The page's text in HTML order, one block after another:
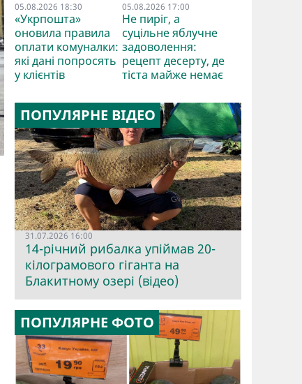
05.08.2026 18:30
«Укрпошта»
оновила правила
оплати комуналки:
які дані попросять
у клієнтів
05.08.2026 17:00
Не пиріг, а
суцільне яблучне
задоволення:
рецепт десерту, де
тіста майже немає
ПОПУЛЯРНЕ ВІДЕО
31.07.2026 16:00
14-річний рибалка упіймав 20-
кілограмового гіганта на
Блакитному озері (відео)
ПОПУЛЯРНЕ ФОТО